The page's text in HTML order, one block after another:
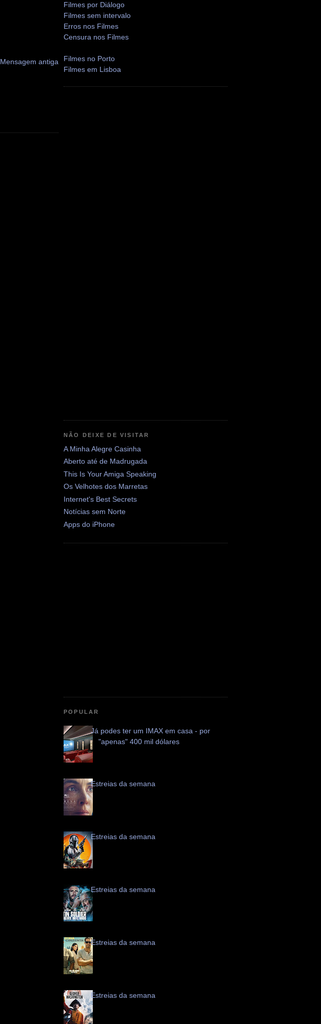
Mensagem antiga
Filmes por Diálogo
Filmes sem intervalo
Erros nos Filmes
Censura nos Filmes
Filmes no Porto
Filmes em Lisboa
NÃO DEIXE DE VISITAR
A Minha Alegre Casinha
Aberto até de Madrugada
This Is Your Amiga Speaking
Os Velhotes dos Marretas
Internet's Best Secrets
Notícias sem Norte
Apps do iPhone
POPULAR
Já podes ter um IMAX em casa - por
"apenas" 400 mil dólares
Estreias da semana
Estreias da semana
Estreias da semana
Estreias da semana
Estreias da semana